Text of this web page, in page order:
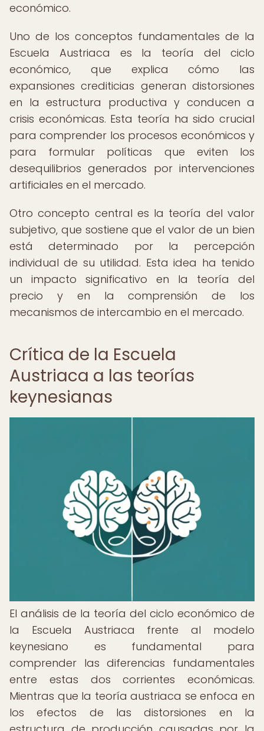
económico.
Uno de los conceptos fundamentales de la
Escuela Austriaca es la teoría del ciclo
económico, que explica cómo las
expansiones crediticias generan distorsiones
en la estructura productiva y conducen a
crisis económicas. Esta teoría ha sido crucial
para comprender los procesos económicos y
para formular políticas que eviten los
desequilibrios generados por intervenciones
artificiales en el mercado.
Otro concepto central es la teoría del valor
subjetivo, que sostiene que el valor de un bien
está determinado por la percepción
individual de su utilidad. Esta idea ha tenido
un impacto significativo en la teoría del
precio y en la comprensión de los
mecanismos de intercambio en el mercado.
Crítica de la Escuela
Austriaca a las teorías
keynesianas
El análisis de la teoría del ciclo económico de
la Escuela Austriaca frente al modelo
keynesiano es fundamental para
comprender las diferencias fundamentales
entre estas dos corrientes económicas.
Mientras que la teoría austriaca se enfoca en
los efectos de las distorsiones en la